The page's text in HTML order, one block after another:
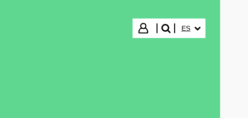
Iniciar sesión
buscar"
ES